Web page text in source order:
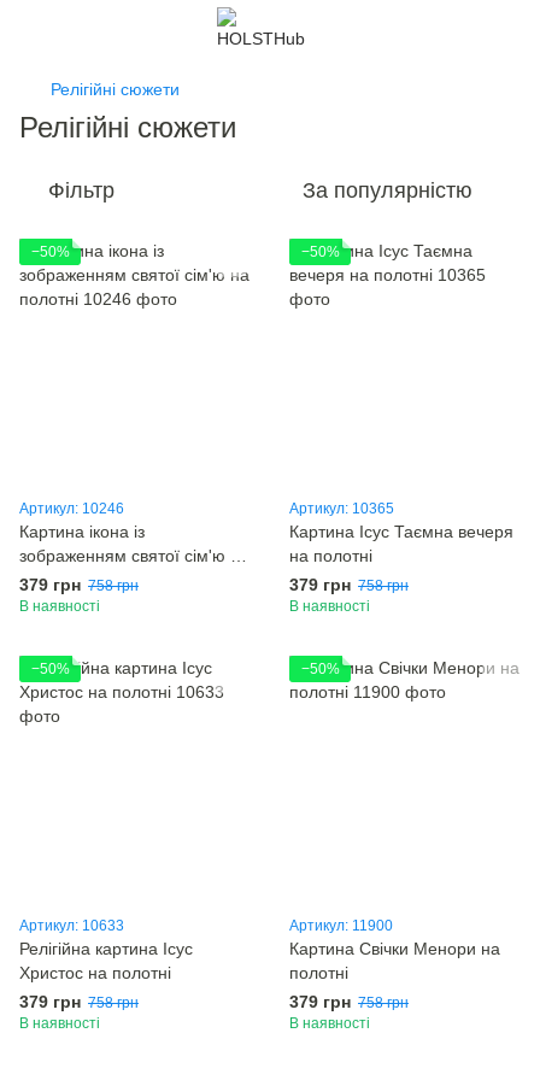
Релігійні сюжети
Релігійні сюжети
Фільтр За популярністю
−50%
Артикул: 10246
Картина ікона із
зображенням святої сім'ю на
полотні
379 грн 758 грн
В наявності
−50%
Артикул: 10365
Картина Ісус Таємна вечеря
на полотні
379 грн 758 грн
В наявності
−50%
Артикул: 10633
Релігійна картина Ісус
Христос на полотні
379 грн 758 грн
В наявності
−50%
Артикул: 11900
Картина Свічки Менори на
полотні
379 грн 758 грн
В наявності